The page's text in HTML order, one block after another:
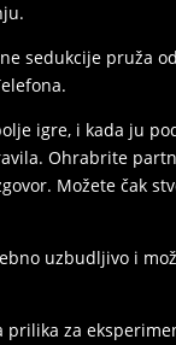
sedukcije pruža
igre, i kada ju
Ohrabrite
Možete čak
uzbudljivo i
prilika za